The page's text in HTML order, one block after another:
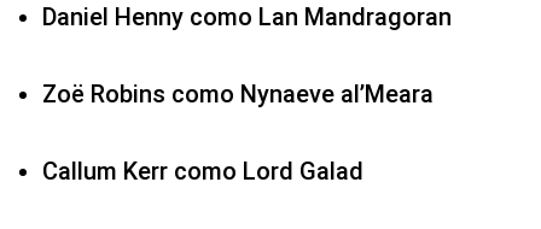
Daniel Henny como Lan Mandragoran
Zoë Robins como Nynaeve al’Meara
Callum Kerr como Lord Galad